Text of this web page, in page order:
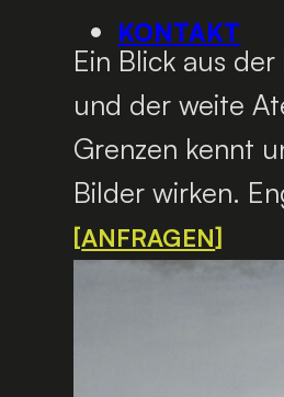
KONTAKT
Ein Blick aus
und der weite
Grenzen kennt
Bilder wirken.
ANFRAGEN